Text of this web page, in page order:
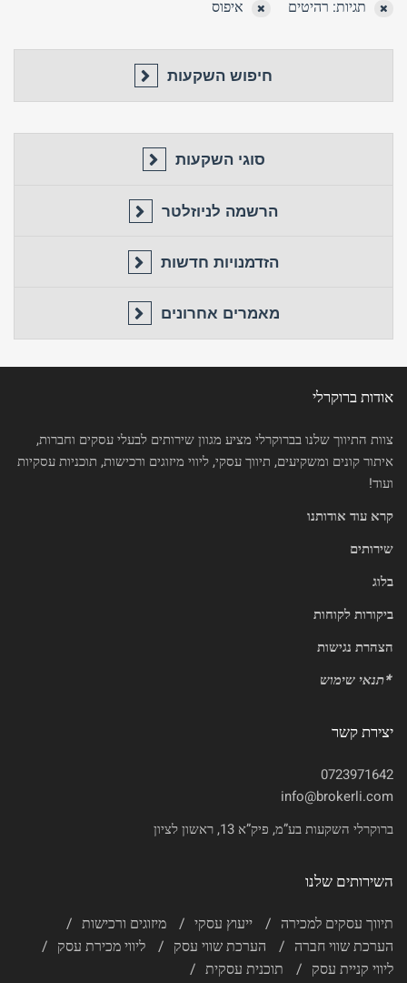
לא רשום לאתר?★ הירשם כאן! ★
התחבר
תגיות: רהיטים איפוס
חיפוש השקעות
סוגי השקעות
הרשמה לניוזלטר
הזדמנויות חדשות
מאמרים אחרונים
אודות ברוקרלי
צוות התיווך שלנו בברוקרלי מציע מגוון שירותים לבעלי עסקים וחברות,
איתור קונים ומשקיעים, תיווך עסקי, ליווי מיזוגים ורכישות, תוכניות עסקיות
ועוד!
קרא עוד אודותנו
שירותים
בלוג
ביקורות לקוחות
הצהרת נגישות
*תנאי שימוש
יצירת קשר
0723971642
info@brokerli.com
ברוקרלי השקעות בע”מ, פיק”א 13, ראשון לציון
השירותים שלנו
תיווך עסקים למכירה ייעוץ עסקי
מיזוגים ורכישות
הערכת שווי חברה
הערכת שווי עסק
ליווי מכירת עסק
ליווי קניית עסק
תוכנית עסקית